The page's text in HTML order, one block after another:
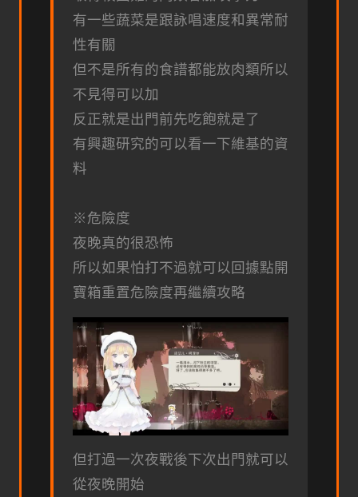
有一些蔬菜是跟詠唱速度和異常耐
性有關
但不是所有的食譜都能放肉類所以
不見得可以加
反正就是出門前先吃飽就是了
有興趣研究的可以看一下維基的資
料
※危險度
夜晚真的很恐怖
所以如果怕打不過就可以回據點開
寶箱重置危險度再繼續攻略
但打過一次夜戰後下次出門就可以
從夜晚開始